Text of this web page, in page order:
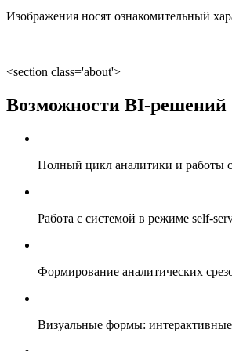
Изображения носят ознакомительный
<section class='about'>
Возможности BI-решений
Полный цикл аналитики и работы
Работа с системой в режиме self-
Формирование аналитических
Визуальные формы: